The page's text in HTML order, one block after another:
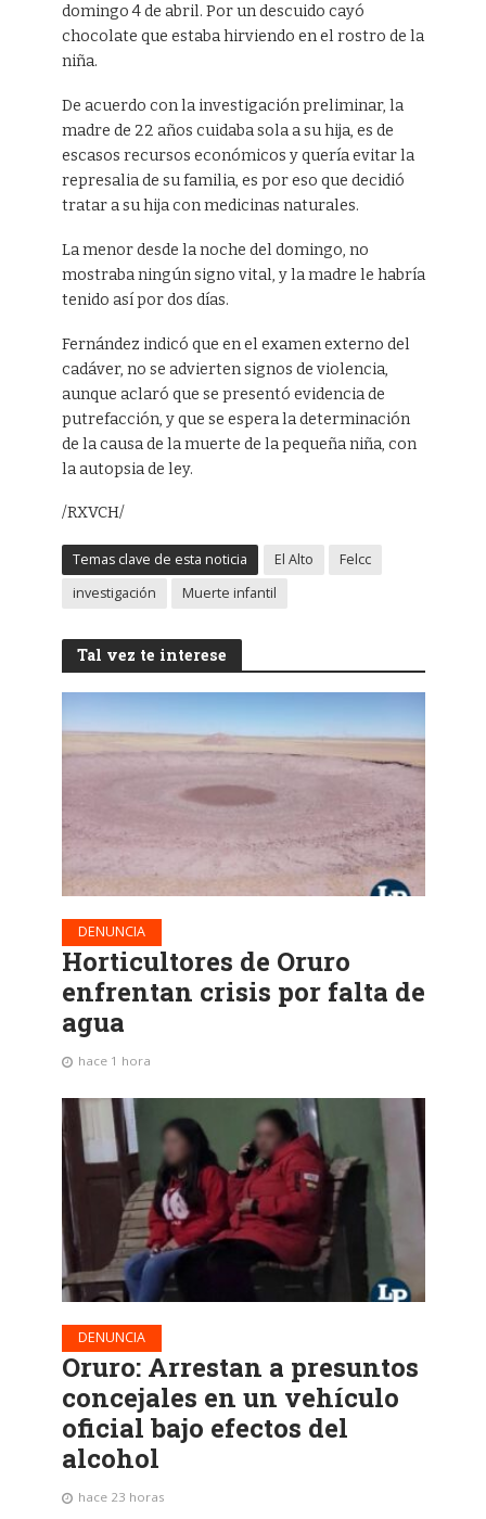
domingo 4 de abril. Por un descuido cayó
chocolate que estaba hirviendo en el rostro de la
niña.
De acuerdo con la investigación preliminar, la
madre de 22 años cuidaba sola a su hija, es de
escasos recursos económicos y quería evitar la
represalia de su familia, es por eso que decidió
tratar a su hija con medicinas naturales.
La menor desde la noche del domingo, no
mostraba ningún signo vital, y la madre le habría
tenido así por dos días.
Fernández indicó que en el examen externo del
cadáver, no se advierten signos de violencia,
aunque aclaró que se presentó evidencia de
putrefacción, y que se espera la determinación
de la causa de la muerte de la pequeña niña, con
la autopsia de ley.
/RXVCH/
Temas clave de esta noticia El Alto
Felcc
investigación
Muerte infantil
Tal vez te interese
DENUNCIA
Horticultores de Oruro
enfrentan crisis por falta de
agua
hace 1 hora
DENUNCIA
Oruro: Arrestan a presuntos
concejales en un vehículo
oficial bajo efectos del
alcohol
hace 23 horas